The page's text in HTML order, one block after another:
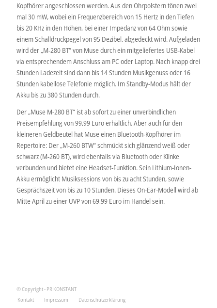
Kopfhörer angeschlossen werden. Aus den Ohrpolstern tönen zwei
mal 30 mW, wobei ein Frequenzbereich von 15 Hertz in den Tiefen
bis 20 KHz in den Höhen, bei einer Impedanz von 64 Ohm sowie
einem Schalldruckpegel von 95 Dezibel, abgedeckt wird. Aufgeladen
wird der „M-280 BT“ von Muse durch ein mitgeliefertes USB-Kabel
via entsprechendem Anschluss am PC oder Laptop. Nach knapp drei
Stunden Ladezeit sind dann bis 14 Stunden Musikgenuss oder 16
Stunden kabellose Telefonie möglich. Im Standby-Modus hält der
Akku bis zu 380 Stunden durch.
Der „Muse M-280 BT“ ist ab sofort zu einer unverbindlichen
Preisempfehlung von 99,99 Euro erhältlich. Aber auch für den
kleineren Geldbeutel hat Muse einen Bluetooth-Kopfhörer im
Repertoire: Der „M-260 BTW“ schmückt sich glänzend weiß oder
schwarz (M-260 BT), wird ebenfalls via Bluetooth oder Klinke
verbunden und bietet eine Headset-Funktion. Sein Lithium-Ionen-
Akku ermöglicht Musiksessions von bis zu acht Stunden, sowie
Gesprächszeit von bis zu 10 Stunden. Dieses On-Ear-Modell wird ab
Mitte April zu einer UVP von 69,99 Euro im Handel sein.
© Copyright - PR KONSTANT
Kontakt
Impressum Datenschutzerklärung